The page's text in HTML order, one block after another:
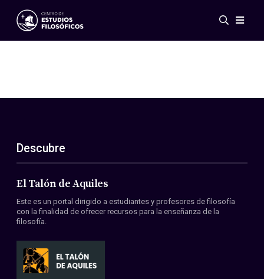
Eventos
ES
EN
Acerca de nosotros
Miembros
Convenios
Descubre
El Talón de Aquiles
Este es un portal dirigido a estudiantes y profesores de filosofía
con la finalidad de ofrecer recursos para la enseñanza de la
filosofía.